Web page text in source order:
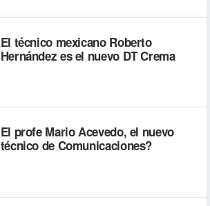
El técnico mexicano Roberto
Hernández es el nuevo DT Crema
El profe Mario Acevedo, el nuevo
técnico de Comunicaciones?